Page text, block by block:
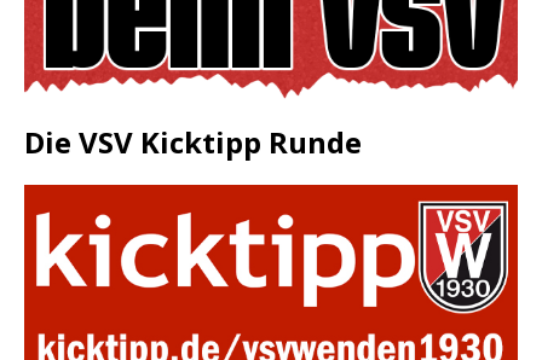
Die VSV Kicktipp Runde